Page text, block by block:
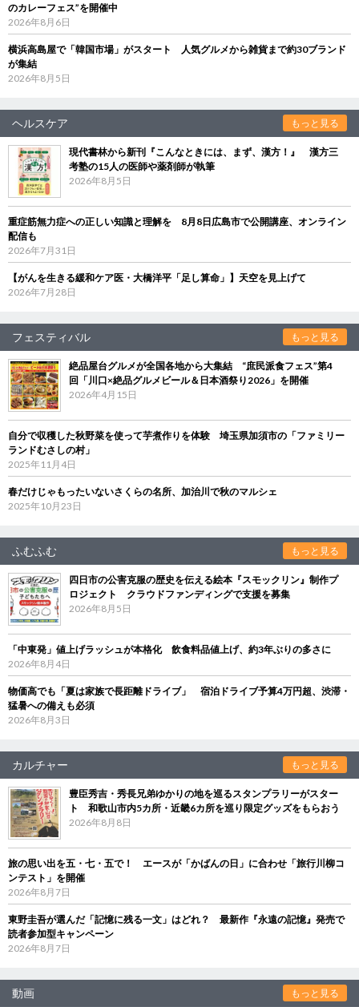
のカレーフェス”を開催中
2026年8月6日
横浜高島屋で「韓国市場」がスタート 人気グルメから雑貨まで約30ブランド
が集結
2026年8月5日
ヘルスケア もっと見る
現代書林から新刊『こんなときには、まず、漢方！』 漢方三
考塾の15人の医師や薬剤師が執筆
2026年8月5日
重症筋無力症への正しい知識と理解を 8月8日広島市で公開講座、オンライン
配信も
2026年7月31日
【がんを生きる緩和ケア医・大橋洋平「足し算命」】天空を見上げて
2026年7月28日
フェスティバル もっと見る
絶品屋台グルメが全国各地から大集結 “庶民派食フェス”第4
回「川口×絶品グルメビール＆日本酒祭り2026」を開催
2026年4月15日
自分で収穫した秋野菜を使って芋煮作りを体験 埼玉県加須市の「ファミリー
ランドむさしの村」
2025年11月4日
春だけじゃもったいないさくらの名所、加治川で秋のマルシェ
2025年10月23日
ふむふむ もっと見る
四日市の公害克服の歴史を伝える絵本『スモックリン』制作プ
ロジェクト クラウドファンディングで支援を募集
2026年8月5日
「中東発」値上げラッシュが本格化 飲食料品値上げ、約3年ぶりの多さに
2026年8月4日
物価高でも「夏は家族で長距離ドライブ」 宿泊ドライブ予算4万円超、渋滞・
猛暑への備えも必須
2026年8月3日
カルチャー もっと見る
豊臣秀吉・秀長兄弟ゆかりの地を巡るスタンプラリーがスター
ト 和歌山市内5カ所・近畿6カ所を巡り限定グッズをもらおう
2026年8月8日
旅の思い出を五・七・五で！ エースが「かばんの日」に合わせ「旅行川柳コ
ンテスト」を開催
2026年8月7日
東野圭吾が選んだ「記憶に残る一文」はどれ？ 最新作『永遠の記憶』発売で
読者参加型キャンペーン
2026年8月7日
動画 もっと見る